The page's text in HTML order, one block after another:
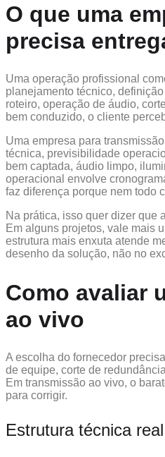
O que uma
precisa
Uma operação profissional
planejamento técnico,
roteiro, operação de áudio,
bem conduzido, o cliente
Uma empresa para
técnica, previsibilidade
bem captada, áudio limpo,
operacional envolve
faz diferença porque nem todo
Na prática, isso quer dizer que
Em alguns projetos, vale mais
estrutura mais enxuta atende
desenho da solução, não no
Como avaliar
ao vivo
A escolha do fornecedor
de equipe, corte de
Em transmissão ao vivo, o
para corrigir.
Estrutura técnica real